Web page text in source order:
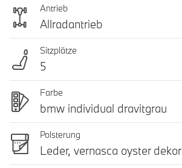
Antrieb
Allradantrieb
Sitzplätze
5
Farbe
bmw individual dravitgrau
Polsterung
Leder, vernasca oyster